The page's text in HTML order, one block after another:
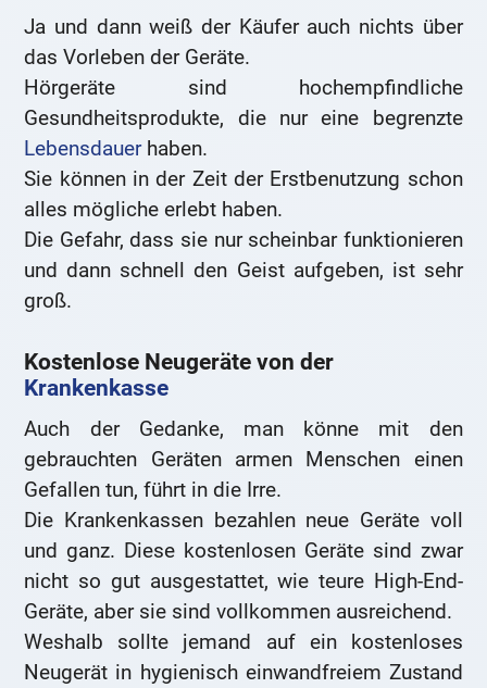
Ja und dann weiß der Käufer auch nichts über
das Vorleben der Geräte.
Hörgeräte sind hochempfindliche
Gesundheitsprodukte, die nur eine begrenzte
Lebensdauerhaben.
Sie können in der Zeit der Erstbenutzung schon
alles mögliche erlebt haben.
Die Gefahr, dass sie nur scheinbar funktionieren
und dann schnell den Geist aufgeben, ist sehr
groß.
Kostenlose Neugeräte von der
Krankenkasse
Auch der Gedanke, man könne mit den
gebrauchten Geräten armen Menschen einen
Gefallen tun, führt in die Irre.
Die Krankenkassen bezahlen neue Geräte voll
und ganz. Diese kostenlosen Geräte sind zwar
nicht so gut ausgestattet, wie teure High-End-
Geräte, aber sie sind vollkommen ausreichend.
Weshalb sollte jemand auf ein kostenloses
Neugerät in hygienisch einwandfreiem Zustand